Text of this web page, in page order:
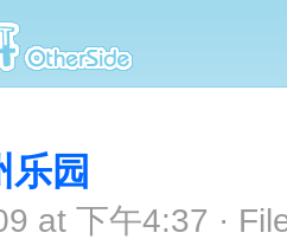
乐园
at 下午4:37 ·